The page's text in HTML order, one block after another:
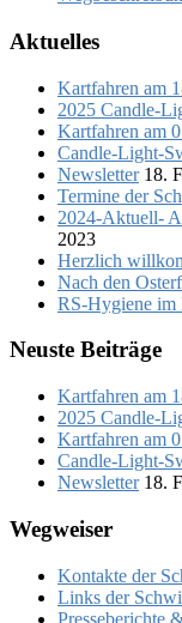
Aktuelles
Kartfahren am
2025 Candle-
Kartfahren am
Candle-Light-
Newsletter18.
Termine der
2024-Aktuell-
2023
Herzlich
Nach den
RS-Hygiene
Neuste Beiträge
Kartfahren am
2025 Candle-
Kartfahren am
Candle-Light-
Newsletter 18.
Wegweiser
Kontakte der
Links der
Presseberichte